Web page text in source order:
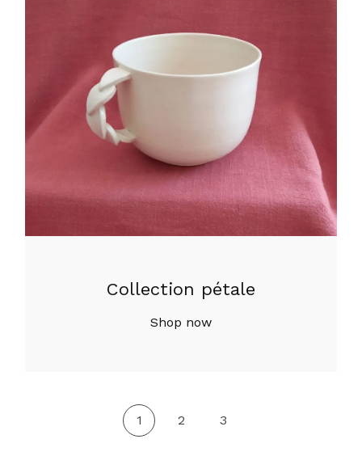
Collection pétale
Shop now
1 2 3